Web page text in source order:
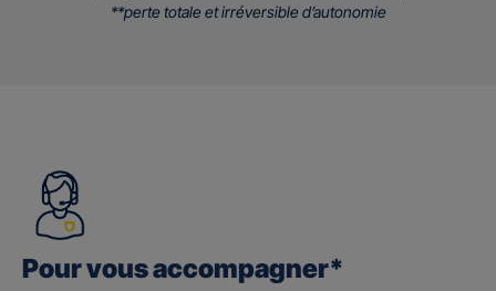
**perte totale et irréversible d’autonomie
Pour vous accompagner*